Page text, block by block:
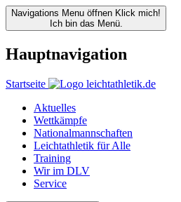
Navigations Menu öffnen Klick mich!
Ich bin das Menü.
Hauptnavigation
Startseite
Aktuelles
Wettkämpfe
Nationalmannschaften
Leichtathletik für Alle
Training
Wir im DLV
Service